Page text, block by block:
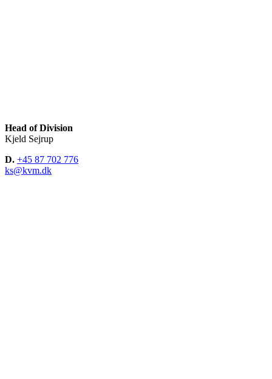
Head of Division
Kjeld Sejrup
D. +45 87 702 776
ks@kvm.dk